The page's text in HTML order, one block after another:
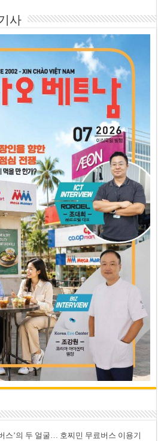
사
스’의 두 얼굴… 호찌민 무료버스 이용기